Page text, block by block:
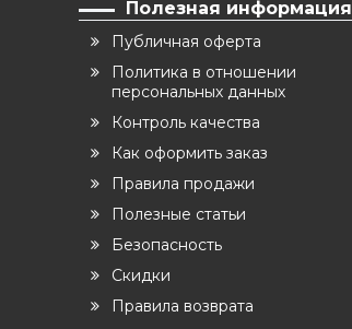
Полезная информация
Публичная оферта
Политика в отношении
персональных данных
Контроль качества
Как оформить заказ
Правила продажи
Полезные статьи
Безопасность
Скидки
Правила возврата